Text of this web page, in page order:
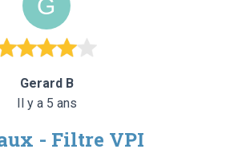
Gerard B
Il y a 5 ans
- Filtre VPI